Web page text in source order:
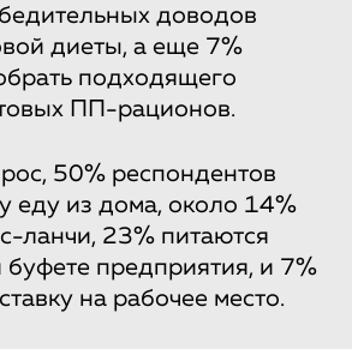
доводов
диеты, а еще 7%
подходящего
ПП-рационов.
50% респондентов
еду из дома, около 14%
ланчи, 23% питаются
буфете предприятия, и 7%
на рабочее место.